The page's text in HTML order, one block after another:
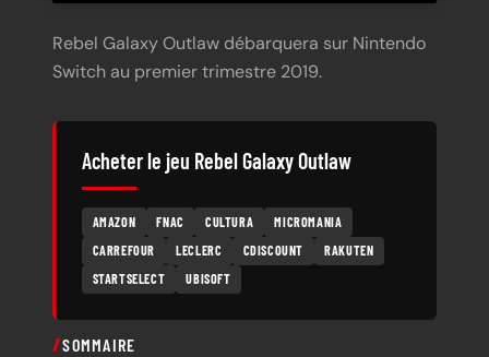
Rebel Galaxy Outlaw débarquera sur Nintendo
Switch au premier trimestre 2019.
Acheter le jeu Rebel Galaxy Outlaw
AMAZON FNAC CULTURA
MICROMANIA
CARREFOUR
LECLERC CDISCOUNT
RAKUTEN
STARTSELECT
UBISOFT
SOMMAIRE